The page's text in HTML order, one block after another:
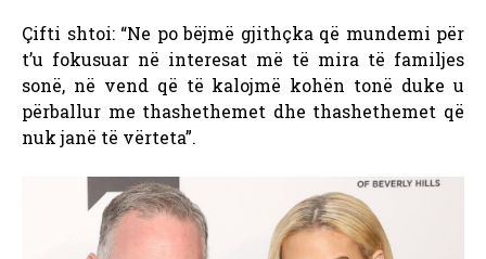
Çifti shtoi: “Ne po bëjmë gjithçka që mundemi për
t’u fokusuar në interesat më të mira të familjes
sonë, në vend që të kalojmë kohën tonë duke u
përballur me thashethemet dhe thashethemet që
nuk janë të vërteta”.